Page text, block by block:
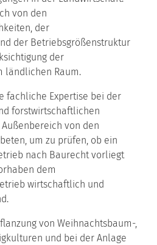
von den
der
der Betriebsgrößenstruktur
der
ländlichen Raum.
fachliche Expertise bei der
forstwirtschaftlichen
von den
um zu prüfen, ob ein
nach Baurecht vorliegt
dem
wirtschaftlich und
von Weihnachtsbaum-,
und bei der Anlage